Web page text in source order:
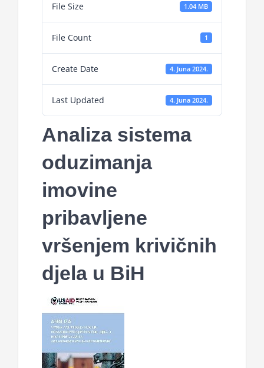
File Size 1.04 MB
File Count 1
Create Date 4. Juna 2024.
Last Updated 4. Juna 2024.
Analiza sistema
oduzimanja
imovine
pribavljene
vršenjem krivičnih
djela u BiH